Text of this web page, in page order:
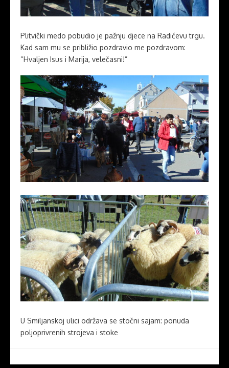
Plitvički medo pobudio je pažnju djece na Radićevu trgu.
Kad sam mu se približio pozdravio me pozdravom:
“Hvaljen Isus i Marija, velečasni!”
U Smiljanskoj ulici održava se stočni sajam: ponuda
poljoprivrenih strojeva i stoke